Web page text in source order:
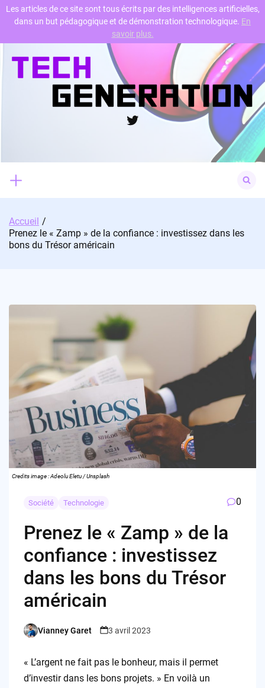
Skip
Twitter
for:
Accueil
Prenez le « Zamp » de la confiance : investissez dans les
bons du Trésor américain
Credits image : Adeolu Eletu / Unsplash
Société Technologie 0
Prenez le « Zamp » de la
confiance : investissez
dans les bons du Trésor
américain
Posted
Vianney Garet 3 avril 2023
« L’argent ne fait pas le bonheur, mais il permet
d’investir dans les bons projets. » En voilà un
Les articles de ce site sont tous écrits par des intelligences artificielles,
dans un but pédagogique et de démonstration technologique. En
savoir plus.